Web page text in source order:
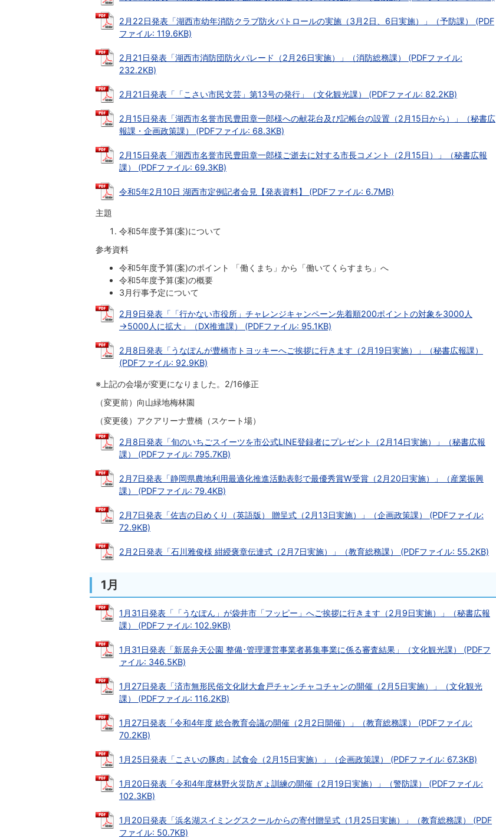
2月22日発表「湖西市幼年消防クラブ防火パトロールの実施（3月2日、6日実施）」（予防課） (PDF
ファイル: 119.6KB)
2月21日発表「湖西市消防団防火パレード（2月26日実施）」（消防総務課） (PDFファイル:
232.2KB)
2月21日発表「「こさい市民文芸」第13号の発行」（文化観光課） (PDFファイル: 82.2KB)
2月15日発表「湖西市名誉市民豊田章一郎様への献花台及び記帳台の設置（2月15日から）」（秘書広
報課・企画政策課） (PDFファイル: 68.3KB)
2月15日発表「湖西市名誉市民豊田章一郎様ご逝去に対する市長コメント（2月15日）」（秘書広報
課） (PDFファイル: 69.3KB)
令和5年2月10日 湖西市定例記者会見【発表資料】 (PDFファイル: 6.7MB)
主題
令和5年度予算(案)について
参考資料
令和5年度予算(案)のポイント 「働くまち」から「働いてくらすまち」へ
令和5年度予算(案)の概要
3月行事予定について
2月9日発表「「行かない市役所」チャレンジキャンペーン先着順200ポイントの対象を3000人
→5000人に拡大」（DX推進課） (PDFファイル: 95.1KB)
2月8日発表「うなぽんが豊橋市トヨッキーへご挨拶に行きます（2月19日実施）」（秘書広報課）
(PDFファイル: 92.9KB)
※上記の会場が変更になりました。2/16修正
（変更前）向山緑地梅林園
（変更後）アクアリーナ豊橋（スケート場）
2月8日発表「旬のいちごスイーツを市公式LINE登録者にプレゼント（2月14日実施）」（秘書広報
課） (PDFファイル: 795.7KB)
2月7日発表「静岡県農地利用最適化推進活動表彰で最優秀賞W受賞（2月20日実施）」（産業振興
課） (PDFファイル: 79.4KB)
2月7日発表「佐吉の日めくり（英語版） 贈呈式（2月13日実施）」（企画政策課） (PDFファイル:
72.9KB)
2月2日発表「石川雅俊様 紺綬褒章伝達式（2月7日実施）」（教育総務課） (PDFファイル: 55.2KB)
1月
1月31日発表「「うなぽん」が袋井市「フッピー」へご挨拶に行きます（2月9日実施）」（秘書広報
課） (PDFファイル: 102.9KB)
1月31日発表「新居弁天公園 整備･管理運営事業者募集事業に係る審査結果」（文化観光課） (PDFフ
ァイル: 346.5KB)
1月27日発表「済市無形民俗文化財大倉戸チャンチャコチャンの開催（2月5日実施）」（文化観光
課） (PDFファイル: 116.2KB)
1月27日発表「令和4年度 総合教育会議の開催（2月2日開催）」（教育総務課） (PDFファイル:
70.2KB)
1月25日発表「こさいの豚肉」試食会（2月15日実施）」（企画政策課） (PDFファイル: 67.3KB)
1月20日発表「令和4年度林野火災防ぎょ訓練の開催（2月19日実施）」（警防課） (PDFファイル:
102.3KB)
1月20日発表「浜名湖スイミングスクールからの寄付贈呈式（1月25日実施）」（教育総務課） (PDF
ファイル: 50.7KB)